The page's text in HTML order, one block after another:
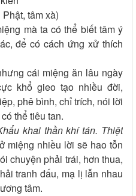
tâm xà)
mà ta có thể biết tâm ý
để có cách ứng xử thích
cái miệng ăn lâu ngày
khổ gieo tạo nhiều đời,
phê bình, chỉ trích, nói lời
thể tiêu tan.
khai thần khí tán. Thiệt
miệng nhiều lời sẽ hao tỗn
chuyện phải trái, hơn thua,
tranh đấu, mạ lị lẫn nhau
tâm.